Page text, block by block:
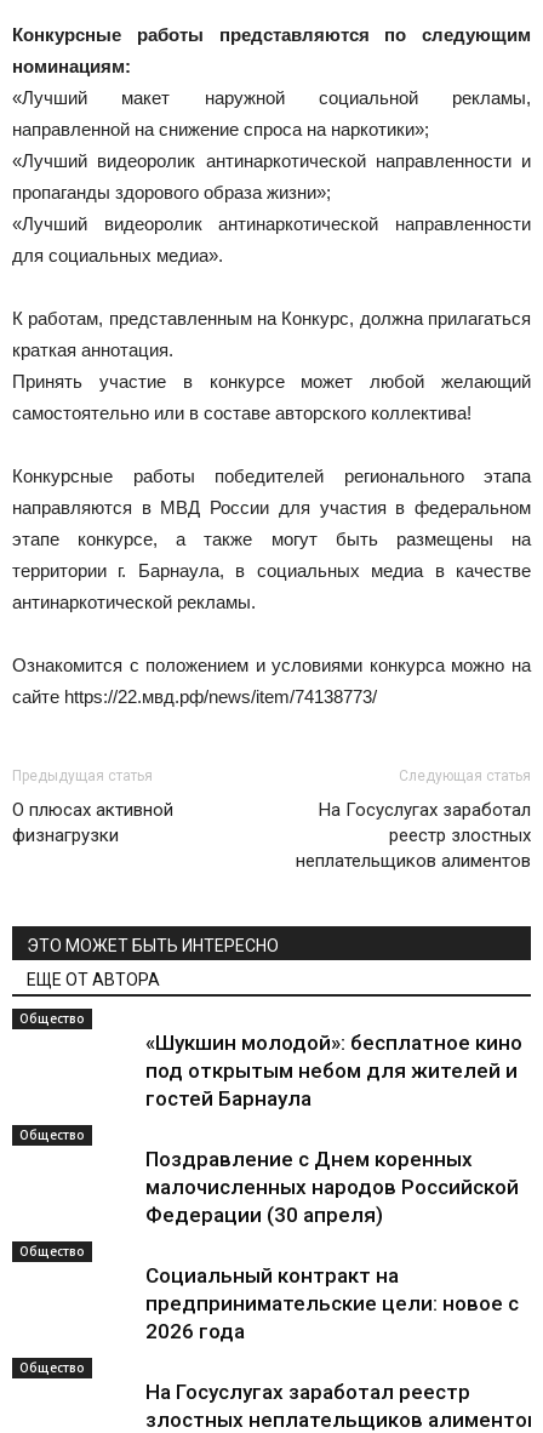
Конкурсные работы представляются по следующим
номинациям:
«Лучший макет наружной социальной рекламы,
направленной на снижение спроса на наркотики»;
«Лучший видеоролик антинаркотической направленности и
пропаганды здорового образа жизни»;
«Лучший видеоролик антинаркотической направленности
для социальных медиа».
К работам, представленным на Конкурс, должна прилагаться
краткая аннотация.
Принять участие в конкурсе может любой желающий
самостоятельно или в составе авторского коллектива!
Конкурсные работы победителей регионального этапа
направляются в МВД России для участия в федеральном
этапе конкурсе, а также могут быть размещены на
территории г. Барнаула, в социальных медиа в качестве
антинаркотической рекламы.
Ознакомится с положением и условиями конкурса можно на
сайте https://22.мвд.рф/news/item/74138773/
Предыдущая статья
О плюсах активной
физнагрузки
Следующая статья
На Госуслугах заработал
реестр злостных
неплательщиков алиментов
ЭТО МОЖЕТ БЫТЬ ИНТЕРЕСНО
ЕЩЕ ОТ АВТОРА
Общество
«Шукшин молодой»: бесплатное кино
под открытым небом для жителей и
гостей Барнаула
Общество
Поздравление с Днем коренных
малочисленных народов Российской
Федерации (30 апреля)
Общество
Социальный контракт на
предпринимательские цели: новое с
2026 года
Общество
На Госуслугах заработал реестр
злостных неплательщиков алиментов